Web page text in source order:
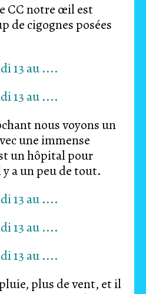
CC notre œil est
de cigognes posées
nous voyons un
une immense
un hôpital pour
a un peu de tout.
plus de vent, et il